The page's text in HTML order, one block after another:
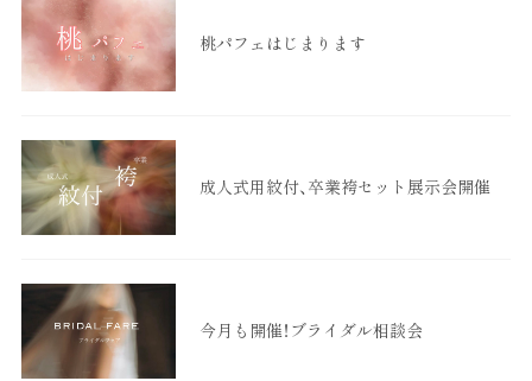
桃パフェはじまります
成人式用紋付、卒業袴セット展示会開催
今月も開催！ブライダル相談会